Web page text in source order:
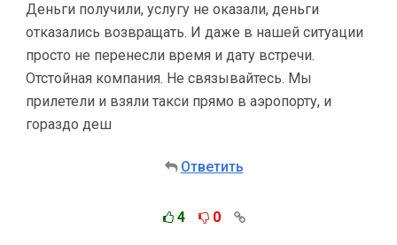
Деньги получили, услугу не оказали, деньги
отказались возвращать. И даже в нашей ситуации
просто не перенесли время и дату встречи.
Отстойная компания. Не связывайтесь. Мы
прилетели и взяли такси прямо в аэропорту, и
гораздо деш
Ответить
4 0